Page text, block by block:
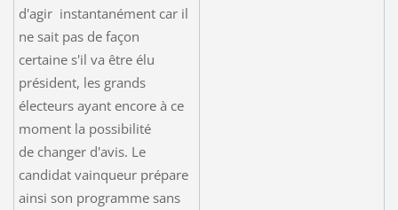
d'agir instantanément car il
ne sait pas de façon
certaine s'il va être élu
président, les grands
électeurs ayant encore à ce
moment la possibilité
de changer d'avis. Le
candidat vainqueur prépare
ainsi son programme sans